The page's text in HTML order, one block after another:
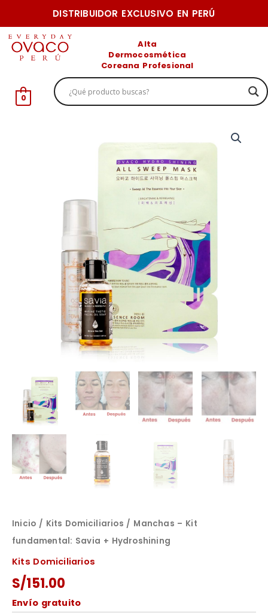
DISTRIBUIDOR EXCLUSIVO EN PERÚ
al
contenido
Alta
Dermocosmética
Coreana Profesional
0
Inicio / Kits Domiciliarios / Manchas – Kit
fundamental: Savia + Hydroshining
Kits Domiciliarios
S/151.00
Envío gratuito